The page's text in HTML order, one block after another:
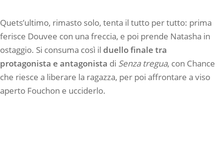
Quets’ultimo, rimasto solo, tenta il tutto per tutto: prima
ferisce Douvee con una freccia, e poi prende Natasha in
ostaggio. Si consuma così il duello finale tra
protagonista e antagonista di Senza tregua, con Chance
che riesce a liberare la ragazza, per poi affrontare a viso
aperto Fouchon e ucciderlo.